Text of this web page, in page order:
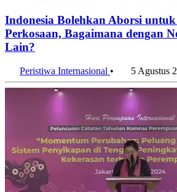
Indonesia Bolehkan Aborsi
Perkosaan, Bagaimana dengan
Lain?
Peristiwa Internasional • 5 Agustus